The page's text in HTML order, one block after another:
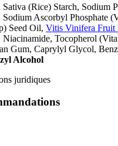
(Rice) Starch, Sodium
Sodium Ascorbyl Phosphate
Seed Oil, Vitis Vinifera Fruit
Tocopherol
Gum, Caprylyl Glycol,
Alcohol
juridiques